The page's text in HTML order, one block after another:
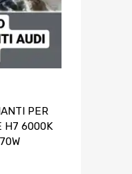
PER
H7 6000K